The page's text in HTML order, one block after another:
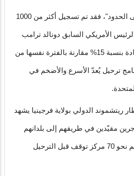
ووفق منظمة "شاهد على الحدود"، فقد تم تسجيل أكثر من 1000
الأمريكي السابق دونالد ترامب
إلى السلطة، ما يمثّل زيادة بنسبة 15% مقارنة بالفترة نفسها من
ترحيل يُعدّ الأسرع والأضخم في
ريتشموند الدولي بولاية فرجينيا يشهد
مقيّدين في طريقهم إلى بلدانهم
الأصلية، ضمن شبكة تضم نحو 70 مركز توقف قبل الترحيل